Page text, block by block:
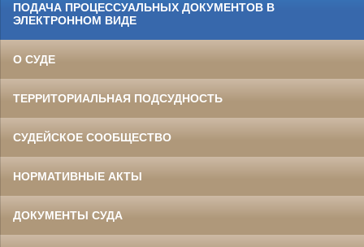
ПОДАЧА ПРОЦЕССУАЛЬНЫХ ДОКУМЕНТОВ В
ЭЛЕКТРОННОМ ВИДЕ
О СУДЕ
ТЕРРИТОРИАЛЬНАЯ ПОДСУДНОСТЬ
СУДЕЙСКОЕ СООБЩЕСТВО
НОРМАТИВНЫЕ АКТЫ
ДОКУМЕНТЫ СУДА